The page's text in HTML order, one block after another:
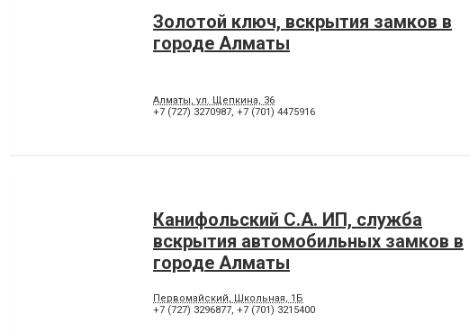
Золотой ключ, вскрытия замков в
городе Алматы
Алматы, ул. Щепкина, 36
+7 (727) 3270987, +7 (701) 4475916
Канифольский С.А. ИП, служба
вскрытия автомобильных замков в
городе Алматы
Первомайский, Школьная, 1Б
+7 (727) 3296877, +7 (701) 3215400